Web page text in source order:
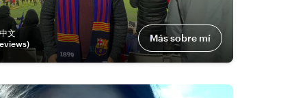
文
s) Más sobre mí